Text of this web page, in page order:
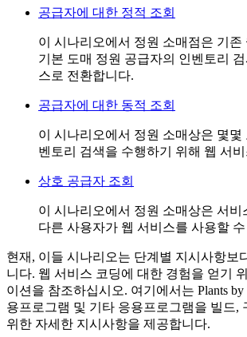
공급자에 대한 정적 조회
이 시나리오에서 정원 소매점은 기존
기본 도매 정원 공급자의 인벤토리 검
스로 전환합니다.
공급자에 대한 동적 조회
이 시나리오에서 정원 소매상은 몇몇
벤토리 검색을 수행하기 위해 웹 서
상호 공급자 조회
이 시나리오에서 정원 소매상은 서비
다른 사용자가 웹 서비스를 사용할
현재, 이들 시나리오는 단계별 지시사항보
니다. 웹 서비스 코딩에 대한 경험을 얻기
이션을 참조하십시오. 여기에서는 Plants by
용프로그램 및 기타 응용프로그램을 빌드,
위한 자세한 지시사항을 제공합니다.